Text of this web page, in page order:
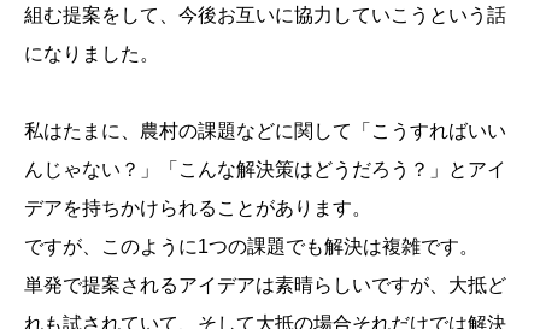
組む提案をして、今後お互いに協力していこうという話
になりました。
私はたまに、農村の課題などに関して「こうすればいい
んじゃない？」「こんな解決策はどうだろう？」とアイ
デアを持ちかけられることがあります。
ですが、このように1つの課題でも解決は複雑です。
単発で提案されるアイデアは素晴らしいですが、大抵ど
れも試されていて、そして大抵の場合それだけでは解決